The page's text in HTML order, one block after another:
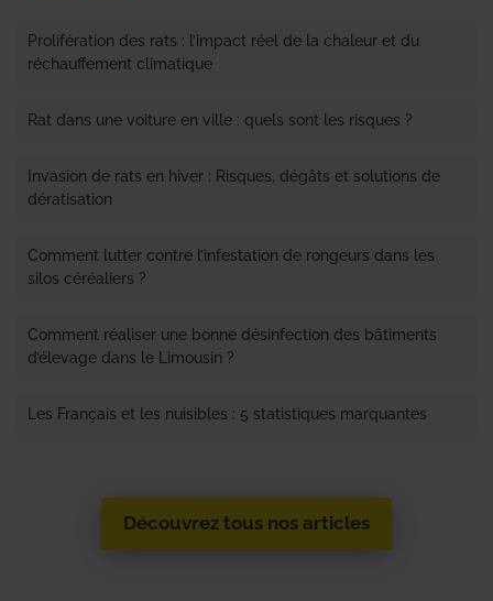
Prolifération des rats : l’impact réel de la chaleur et du
réchauffement climatique
Rat dans une voiture en ville : quels sont les risques ?
Invasion de rats en hiver : Risques, dégâts et solutions de
dératisation
Comment lutter contre l’infestation de rongeurs dans les
silos céréaliers ?
Comment réaliser une bonne désinfection des bâtiments
d’élevage dans le Limousin ?
Les Français et les nuisibles : 5 statistiques marquantes
Découvrez tous nos articles